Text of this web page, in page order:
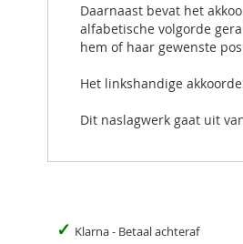
Daarnaast bevat het
alfabetische volgorde
hem of haar gewenste
Het linkshandige
Dit naslagwerk gaat uit
✓ Klarna - Betaal achteraf